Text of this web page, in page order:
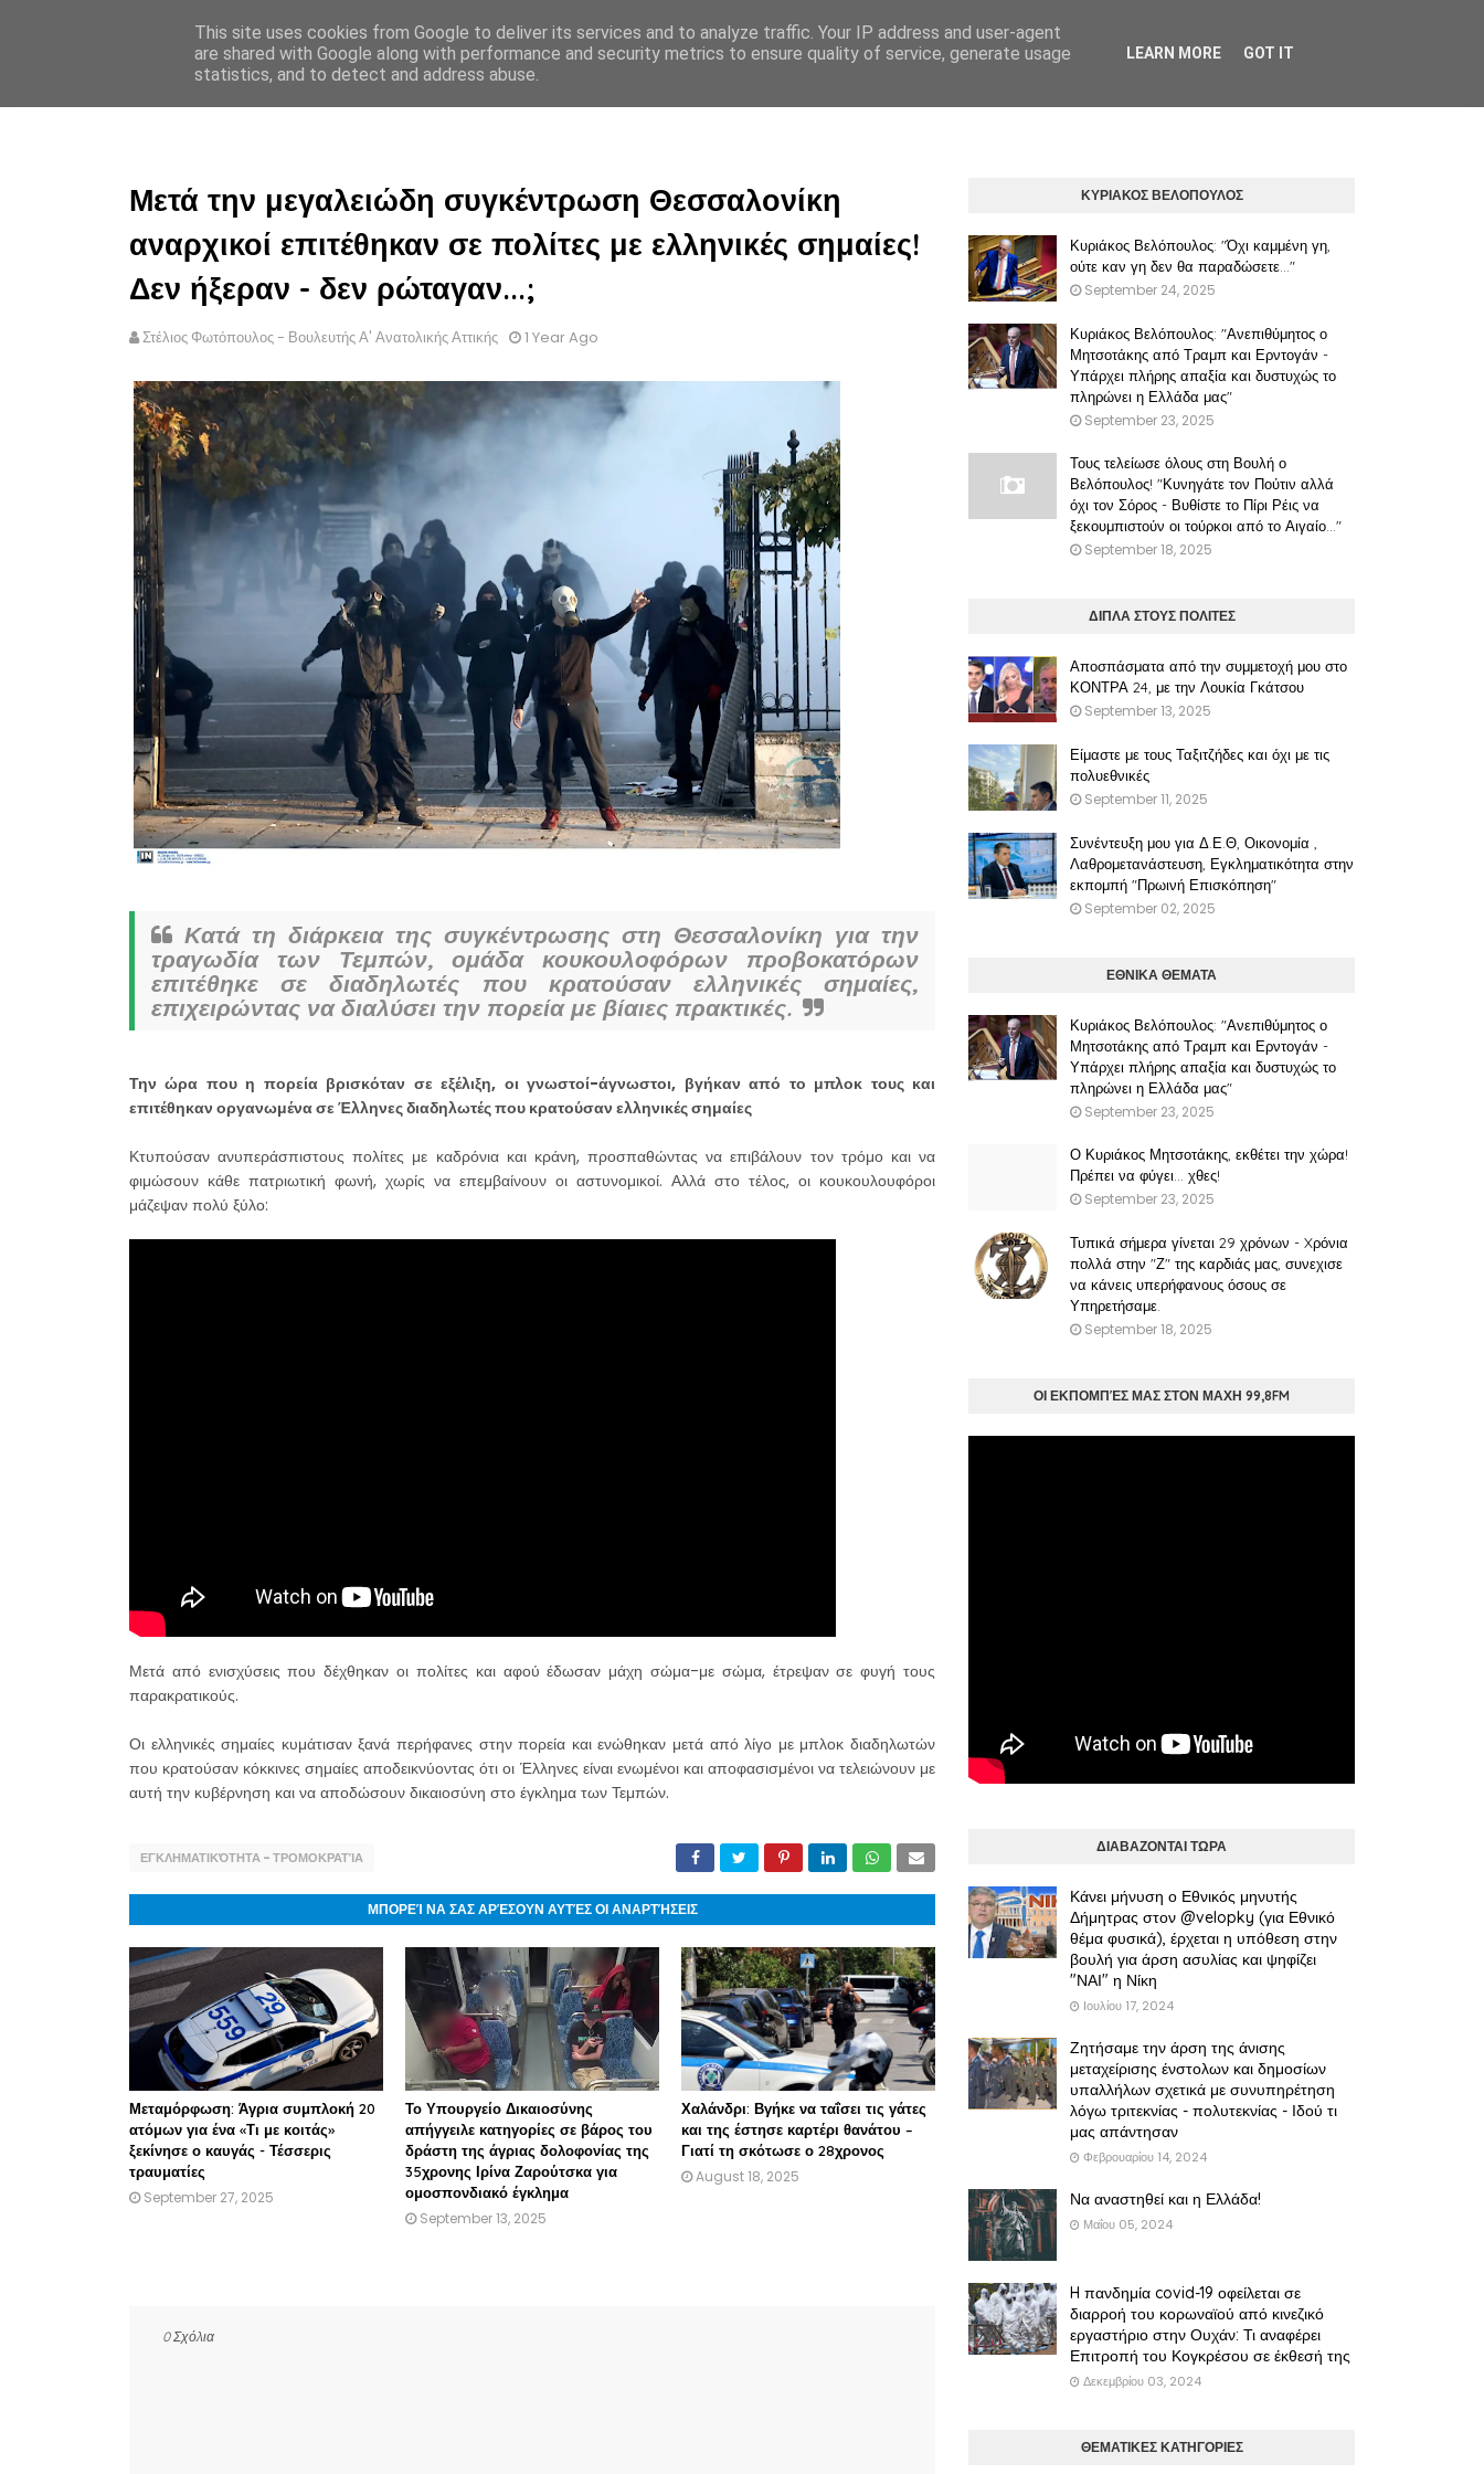
ΣΤΕΛΙΟΣ ΦΩΤΟΠΟΥΛΟΣ
Μετά την μεγαλειώδη συγκέντρωση Θεσσαλονίκη
αναρχικοί επιτέθηκαν σε πολίτες με ελληνικές σημαίες!
Δεν ήξεραν - δεν ρώταγαν...;
Στέλιος Φωτόπουλος - Βουλευτής Α' Ανατολικής Αττικής 1 Year Ago
Κατά τη διάρκεια της συγκέντρωσης στη Θεσσαλονίκη για την
τραγωδία των Τεμπών, ομάδα κουκουλοφόρων προβοκατόρων
επιτέθηκε σε διαδηλωτές που κρατούσαν ελληνικές σημαίες,
επιχειρώντας να διαλύσει την πορεία με βίαιες πρακτικές.
Την ώρα που η πορεία βρισκόταν σε εξέλιξη, οι γνωστοί-άγνωστοι, βγήκαν από το μπλοκ τους και
επιτέθηκαν οργανωμένα σε Έλληνες διαδηλωτές που κρατούσαν ελληνικές σημαίες
Κτυπούσαν ανυπεράσπιστους πολίτες με καδρόνια και κράνη, προσπαθώντας να επιβάλουν τον τρόμο και να
φιμώσουν κάθε πατριωτική φωνή, χωρίς να επεμβαίνουν οι αστυνομικοί. Αλλά στο τέλος, οι κουκουλουφόροι
μάζεψαν πολύ ξύλο:
Μετά από ενισχύσεις που δέχθηκαν οι πολίτες και αφού έδωσαν μάχη σώμα-με σώμα, έτρεψαν σε φυγή τους
παρακρατικούς.
Οι ελληνικές σημαίες κυμάτισαν ξανά περήφανες στην πορεία και ενώθηκαν μετά από λίγο με μπλοκ διαδηλωτών
που κρατούσαν κόκκινες σημαίες αποδεικνύοντας ότι οι Έλληνες είναι ενωμένοι και αποφασισμένοι να τελειώνουν με
αυτή την κυβέρνηση και να αποδώσουν δικαιοσύνη στο έγκλημα των Τεμπών.
ΕΓΚΛΗΜΑΤΙΚΌΤΗΤΑ - ΤΡΟΜΟΚΡΑΤΊΑ
ΜΠΟΡΕΊ ΝΑ ΣΑΣ ΑΡΈΣΟΥΝ ΑΥΤΈΣ ΟΙ ΑΝΑΡΤΉΣΕΙΣ
Μεταμόρφωση: Άγρια συμπλοκή 20
ατόμων για ένα «Τι με κοιτάς»
ξεκίνησε ο καυγάς - Τέσσερις
τραυματίες
September 27, 2025
Το Υπουργείο Δικαιοσύνης
απήγγειλε κατηγορίες σε βάρος του
δράστη της άγριας δολοφονίας της
35χρονης Ιρίνα Ζαρούτσκα για
ομοσπονδιακό έγκλημα
September 13, 2025
Χαλάνδρι: Βγήκε να ταΐσει τις γάτες
και της έστησε καρτέρι θανάτου –
Γιατί τη σκότωσε ο 28χρονος
August 18, 2025
0 Σχόλια
ΚΥΡΙΑΚΟΣ ΒΕΛΟΠΟΥΛΟΣ
Κυριάκος Βελόπουλος: "Όχι καμμένη γη,
ούτε καν γη δεν θα παραδώσετε..."
September 24, 2025
Κυριάκος Βελόπουλος: "Ανεπιθύμητος ο
Μητσοτάκης από Τραμπ και Ερντογάν -
Υπάρχει πλήρης απαξία και δυστυχώς το
πληρώνει η Ελλάδα μας"
September 23, 2025
Τους τελείωσε όλους στη Βουλή ο
Βελόπουλος! "Κυνηγάτε τον Πούτιν αλλά
όχι τον Σόρος - Βυθίστε το Πίρι Ρέις να
ξεκουμπιστούν οι τούρκοι από το Αιγαίο..."
September 18, 2025
ΔΙΠΛΑ ΣΤΟΥΣ ΠΟΛΙΤΕΣ
Αποσπάσματα από την συμμετοχή μου στο
ΚΟΝΤΡΑ 24, με την Λουκία Γκάτσου
September 13, 2025
Είμαστε με τους Ταξιτζήδες και όχι με τις
πολυεθνικές
September 11, 2025
Συνέντευξη μου για Δ.Ε.Θ, Οικονομία ,
Λαθρομετανάστευση, Εγκληματικότητα στην
εκπομπή "Πρωινή Επισκόπηση"
September 02, 2025
ΕΘΝΙΚΑ ΘΕΜΑΤΑ
Κυριάκος Βελόπουλος: "Ανεπιθύμητος ο
Μητσοτάκης από Τραμπ και Ερντογάν -
Υπάρχει πλήρης απαξία και δυστυχώς το
πληρώνει η Ελλάδα μας"
September 23, 2025
Ο Κυριάκος Μητσοτάκης, εκθέτει την χώρα!
Πρέπει να φύγει… χθες!
September 23, 2025
Τυπικά σήμερα γίνεται 29 χρόνων - Xρόνια
πολλά στην "Ζ" της καρδιάς μας, συνεχισε
να κάνεις υπερήφανους όσους σε
Υπηρετήσαμε.
September 18, 2025
ΟΙ ΕΚΠΟΜΠΈΣ ΜΑΣ ΣΤΟΝ ΜΑΧΗ 99,8FM
ΔΙΑΒΑΖΟΝΤΑΙ ΤΩΡΑ
Κάνει μήνυση ο Εθνικός μηνυτής
Δήμητρας στον @velopky (για Εθνικό
θέμα φυσικά), έρχεται η υπόθεση στην
βουλή για άρση ασυλίας και ψηφίζει
"ΝΑΙ" η Νίκη
Ιουλίου 17, 2024
Ζητήσαμε την άρση της άνισης
μεταχείρισης ένστολων και δημοσίων
υπαλλήλων σχετικά με συνυπηρέτηση
λόγω τριτεκνίας - πολυτεκνίας - Ιδού τι
μας απάντησαν
Φεβρουαρίου 14, 2024
Να αναστηθεί και η Ελλάδα!
Μαΐου 05, 2024
H πανδημία covid-19 οφείλεται σε
διαρροή του κορωναϊού από κινεζικό
εργαστήριο στην Ουχάν: Τι αναφέρει
Επιτροπή του Κογκρέσου σε έκθεσή της
Δεκεμβρίου 03, 2024
ΘΕΜΑΤΙΚΕΣ ΚΑΤΗΓΟΡΙΕΣ
This site uses cookies from Google to deliver its services and to analyze traffic. Your IP address and user-agent
are shared with Google along with performance and security metrics to ensure quality of service, generate usage
statistics, and to detect and address abuse.
LEARN MORE GOT IT